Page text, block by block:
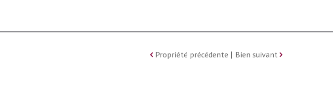
Propriété précédente | Bien suivant